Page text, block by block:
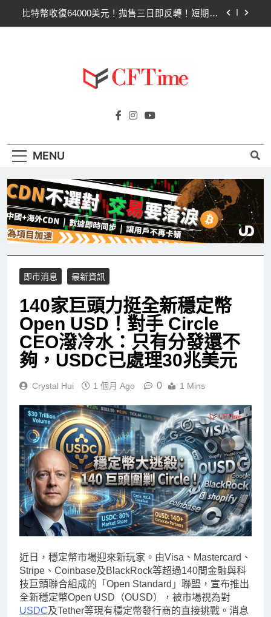
比特幣收復64000美元！拋售三日即反轉！短期持
款成兩大障礙
以太幣區間壓縮！100日均線1,920成關鍵 期貨槓
比特幣收復64000美元！拋售三日即反轉！短期持
比特幣ETF三日吸金6.26億美元！貝萊德IBIT獨佔
款成兩大障礙
Cftime.io
AI（ChatGPT）、區塊鏈、NFT、加密貨
MENU
即市消息 最新資訊
140家巨頭力挺全新穩定幣
Open USD！對手 Circle
CEO潑冷水：只有分發還不
夠，USDC已處理30兆美元
Crystal Hui 1 個月 Ago 0 1 Mins
近日，穩定幣市場迎來新玩家。由Visa、Mastercard、
Stripe、Coinbase及BlackRock等超過140間金融與科
技巨頭聯合組成的「Open Standard」聯盟，宣布推出
全新穩定幣Open USD（OUSD），被市場視為對
USDC及Tether等現有穩定幣發行商的直接挑戰。消息